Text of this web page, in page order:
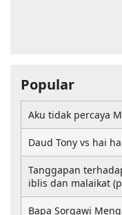
Popular
Aku tidak percaya
Daud Tony vs hai
Tanggapan
iblis dan malaikat
Bapa Sorgawi